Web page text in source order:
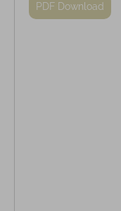
PDF Download